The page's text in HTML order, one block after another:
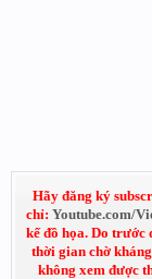
Hãy đăng ký
chỉ: Youtube.com/
kế đồ họa. Do trước
thời gian chờ
không xem được